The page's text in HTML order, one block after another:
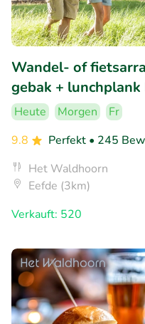
Wandel- of
gebak +
Heute Morgen
Fr
9.8
Perfekt • 245
Het Waldhoorn
Eefde (3km)
Verkauft: 520